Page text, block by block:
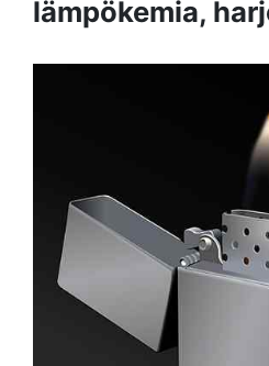
lämpökemia,